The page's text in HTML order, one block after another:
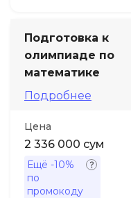
Подготовка к
олимпиаде по
математике
Подробнее
Цена
2 336 000 сум
Ещё -10%
по
промокоду